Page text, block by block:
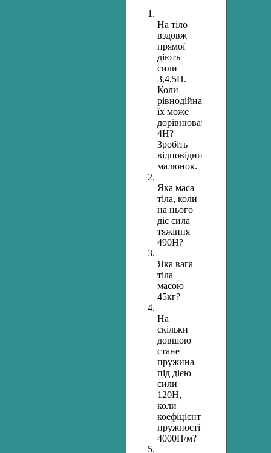
На тіло
вздовж
прямої
діють
сили
3,4,5Н.
Коли
рівнодійна
їх може
дорівнювати
4Н?
Зробіть
відповідний
малюнок.
Яка маса
тіла, коли
на нього
діє сила
тяжіння
490Н?
Яка вага
тіла
масою
45кг?
На
скільки
довшою
стане
пружина
під дією
сили
120Н,
коли
коефіцієнт
пружності
4000Н/м?